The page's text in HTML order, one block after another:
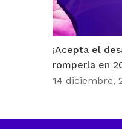
¡Acepta el
romperla en
14 diciembre,